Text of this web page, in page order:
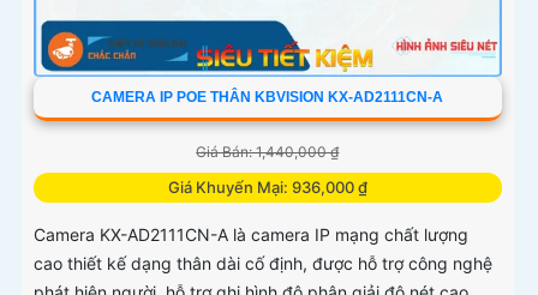
CAMERA IP POE THÂN KBVISION KX-AD2111CN-A
Giá Bán: 1,440,000 ₫
Giá Khuyến Mại: 936,000 ₫
Camera KX-AD2111CN-A là camera IP mạng chất lượng
cao thiết kế dạng thân dài cố định, được hỗ trợ công nghệ